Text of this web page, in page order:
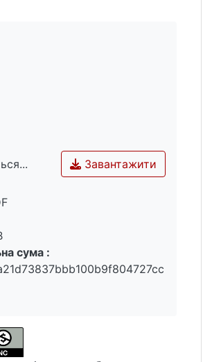
Завантажити
сума :